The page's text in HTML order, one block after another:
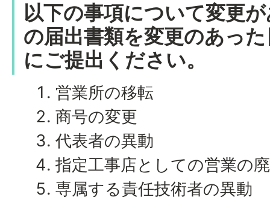
以下の事項について変更
の届出書類を変更のあっ
にご提出ください。
営業所の移転
商号の変更
代表者の異動
指定工事店としての営業の
専属する責任技術者の異動